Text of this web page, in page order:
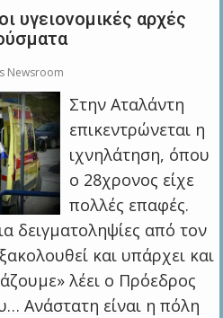
υγειονομικές αρχές
Newsroom
Στην Αταλάντη
επικεντρώνεται η
ιχνηλάτηση, όπου
ο 28χρονος είχε
πολλές επαφές.
δειγματοληψίες από τον
και υπάρχει και
λέει ο Πρόεδρος
Ανάστατη είναι η πόλη